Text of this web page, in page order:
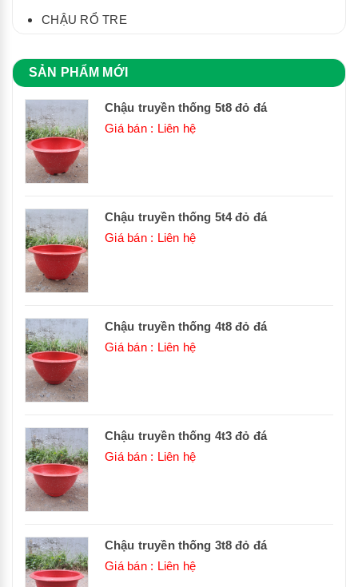
CHẬU RỔ TRE
SẢN PHẨM MỚI
Chậu truyền thống 5t8 đỏ đá
Giá bán : Liên hệ
Chậu truyền thống 5t4 đỏ đá
Giá bán : Liên hệ
Chậu truyền thống 4t8 đỏ đá
Giá bán : Liên hệ
Chậu truyền thống 4t3 đỏ đá
Giá bán : Liên hệ
Chậu truyền thống 3t8 đỏ đá
Giá bán : Liên hệ